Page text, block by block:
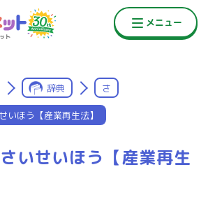
辞典 さ
いほう【産業再生法】
いせいほう【産業再生